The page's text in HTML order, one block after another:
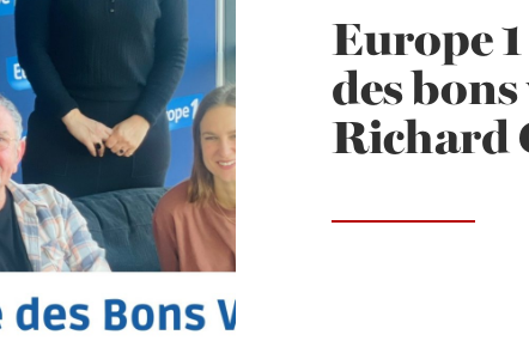
Europe
des
Richard